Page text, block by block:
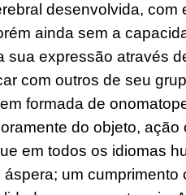
desenvolvida, com
ainda sem a
sua expressão através d
com outros de seu
formada de
do objeto, ação
em todos os idiomas
um cumprimento